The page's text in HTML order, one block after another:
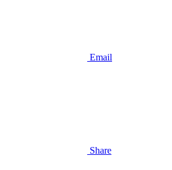
Email
Share